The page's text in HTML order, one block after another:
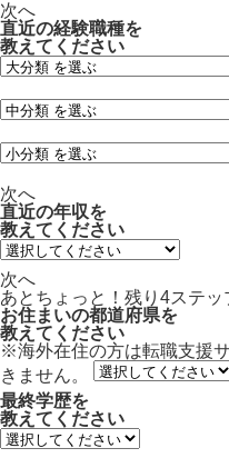
次へ
直近の経験職種を
教えてください
次へ
直近の年収を
教えてください
次へ
あとちょっと！残り 4ステッ
お住まいの都道府県を
教えてください
※海外在住の方は転職支援
きません。
最終学歴を
教えてください